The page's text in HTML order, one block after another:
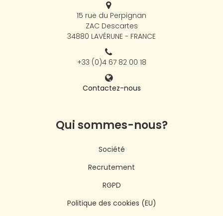
15 rue du Perpignan
ZAC Descartes
34880 LAVÉRUNE - FRANCE
+33 (0)4 67 82 00 18
Contactez-nous
Qui sommes-nous?
Société
Recrutement
RGPD
Politique des cookies (EU)